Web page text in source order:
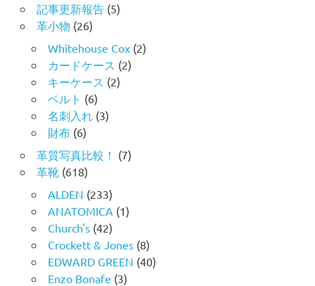
記事更新報告(5)
革小物 (26)
Whitehouse Cox(2)
カードケース (2)
キーケース (2)
ベルト (6)
名刺入れ (3)
財布(6)
革質写真比較！ (7)
革靴(618)
ALDEN (233)
ANATOMICA (1)
Church's(42)
Crockett & Jones(8)
EDWARD GREEN (40)
Enzo Bonafe (3)